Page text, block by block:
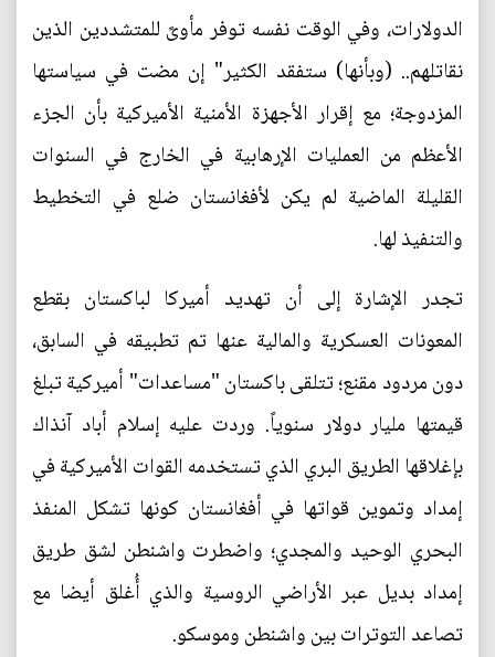
الدولارات، وفي الوقت نفسه توفر مأوىً للمتشددين الذين
نقاتلهم.. (وبأنها) ستفقد الكثير" إن مضت في سياستها
المزدوجة؛ مع إقرار الأجهزة الأمنية الأميركية بأن الجزء
الأعظم من العمليات الإرهابية في الخارج في السنوات
القليلة الماضية لم يكن لأفغانستان ضلع في التخطيط
والتنفيذ لها.
تجدر الإشارة إلى أن تهديد أميركا لباكستان بقطع
المعونات العسكرية والمالية عنها تم تطبيقه في السابق،
دون مردود مقنع؛ تتلقى باكستان "مساعدات" أميركية تبلغ
قيمتها مليار دولار سنوياً. وردت عليه إسلام أباد آنذاك
بإغلاقها الطريق البري الذي تستخدمه القوات الأميركية في
إمداد وتموين قواتها في أفغانستان كونها تشكل المنفذ
البحري الوحيد والمجدي؛ واضطرت واشنطن لشق طريق
إمداد بديل عبر الأراضي الروسية والذي أُغلق أيضا مع
تصاعد التوترات بين واشنطن وموسكو.